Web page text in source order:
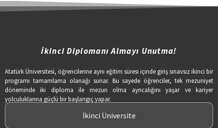
İkinci Diplomanı Almayı Unutma!
Atatürk Üniversitesi, öğrencilerine aynı eğitim süresi içinde giriş sınavsız ikinci bir
programı tamamlama olanağı sunar. Bu sayede öğrenciler, tek mezuniyet
döneminde iki diploma ile mezun olma ayrıcalığını yaşar ve kariyer
yolculuklarına güçlü bir başlangıç yapar.
İkinci Üniversite